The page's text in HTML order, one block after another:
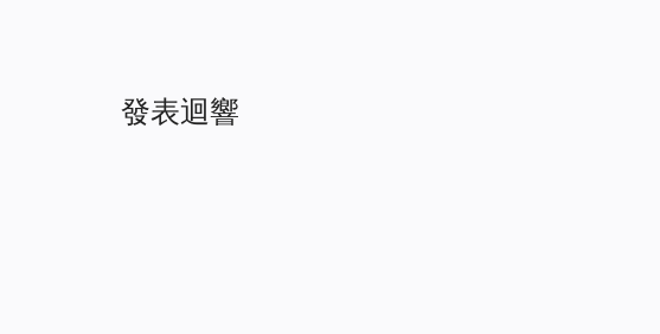
發表迴響